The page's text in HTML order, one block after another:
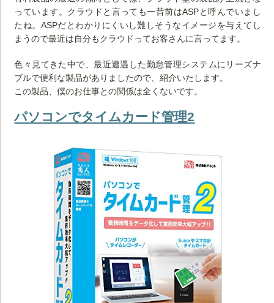
っています。クラウドと言っても一昔前はASPと呼んでいまし
たね。ASPだとわかりにくいし難しそうなイメージを与えてし
まうので最近は自分もクラウドってお客さんに言ってます。
色々見てきた中で、最近遭遇した勤怠管理システムにリーズナ
ブルで便利な製品がありましたので、紹介いたします。
この製品、僕のお仕事との関係は全くないです。
パソコンでタイムカード管理2